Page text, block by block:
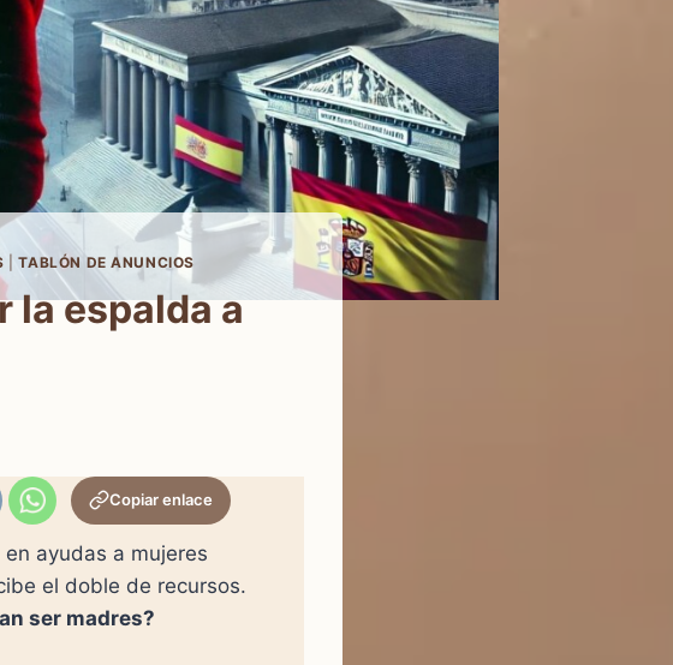
|TABLÓN DE ANUNCIOS
la espalda a
Copiar enlace
ayudas a mujeres
el doble de recursos.
ser madres?